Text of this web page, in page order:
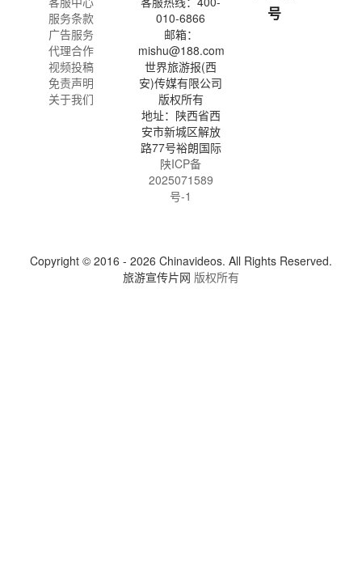
服务条款
广告服务
代理合作
视频投稿
免责声明
关于我们
010-6866
邮箱：
mishu@188.com
世界旅游报(西
安)传媒有限公司
版权所有
地址：陕西省西
安市新城区解放
路77号裕朗国际
陕ICP备
2025071589
号-1
号
Copyright © 2016 - 2026 Chinavideos. All Rights Reserved.
旅游宣传片网 版权所有